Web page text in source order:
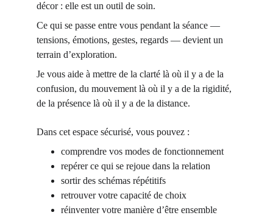
décor : elle est un outil de soin.
Ce qui se passe entre vous pendant la séance —
tensions, émotions, gestes, regards — devient un
terrain d’exploration.
Je vous aide à mettre de la clarté là où il y a de la
confusion, du mouvement là où il y a de la rigidité,
de la présence là où il y a de la distance.
Dans cet espace sécurisé, vous pouvez :
comprendre vos modes de fonctionnement
repérer ce qui se rejoue dans la relation
sortir des schémas répétitifs
retrouver votre capacité de choix
réinventer votre manière d’être ensemble